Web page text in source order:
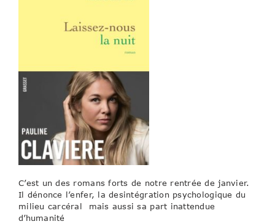
C’est un des romans forts de notre rentrée de janvier.
Il dénonce l’enfer, la desintégration psychologique du
milieu carcéral mais aussi sa part inattendue
d’humanité